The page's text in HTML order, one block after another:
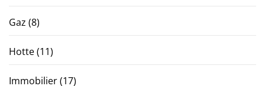
Gaz (8)
Hotte(11)
Immobilier(17)